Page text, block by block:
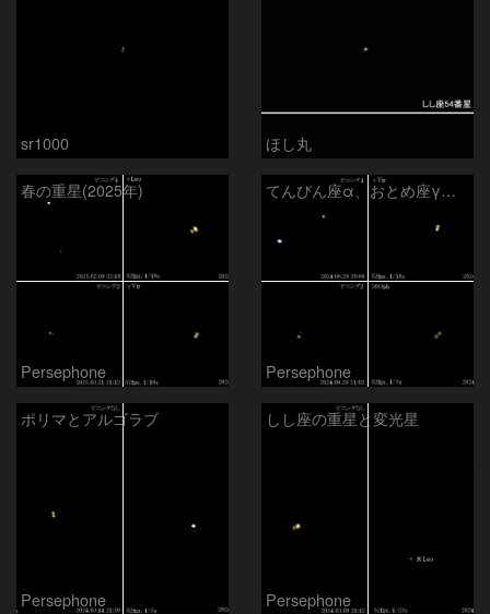
sr1000 ほし丸
春の重星(2025年)
Persephone
てんびん座α、おとめ座γ、へびつかい座ο、36番星
Persephone
ポリマとアルゴラブ
Persephone
しし座の重星と変光星
Persephone